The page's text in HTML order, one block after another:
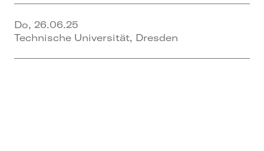
man Filly einfach auf dem Schirm haben. Ihre
Musik ist jetzt schon im Fokus von
gleichgesinnten Fans und Industrie
Do, 26.06.25
Technische Universität, Dresden